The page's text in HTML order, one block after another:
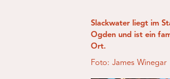
Slackwater liegt im
Ogden und ist ein
Ort.
Foto: James Winegar